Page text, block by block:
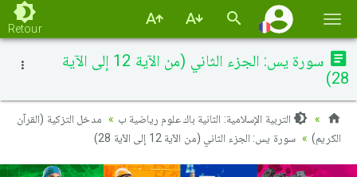
la
Retour
سورة يس: الجزء الثاني (من الآية 12 إلى الآية
28)
التربية الإسلامية: الثانية باك علوم رياضية ب
مدخل التزكية (القرآن
الكريم)
سورة يس: الجزء الثاني (من الآية 12 إلى الآية 28)